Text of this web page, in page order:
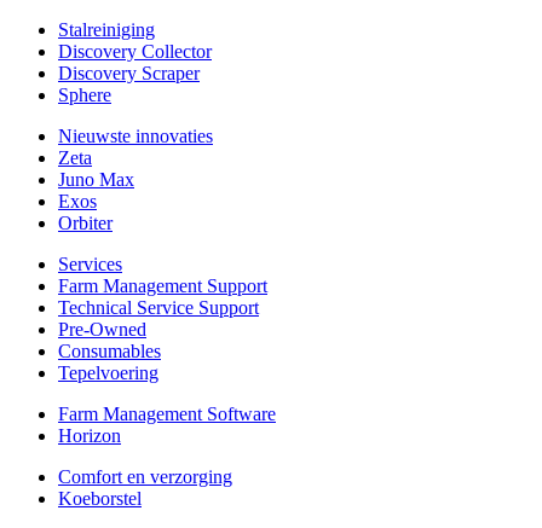
Stalreiniging
Discovery Collector
Discovery Scraper
Sphere
Nieuwste innovaties
Zeta
Juno Max
Exos
Orbiter
Services
Farm Management Support
Technical Service Support
Pre-Owned
Consumables
Tepelvoering
Farm Management Software
Horizon
Comfort en verzorging
Koeborstel